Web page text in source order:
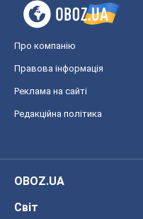
Про компанію
Правова інформація
Реклама на сайті
Редакційна політика
OBOZ.UA
Світ